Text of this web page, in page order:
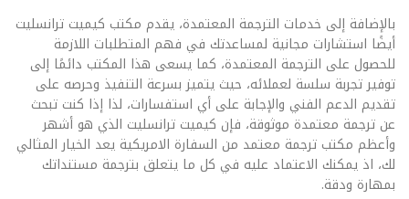
بالإضافة إلى خدمات الترجمة المعتمدة، يقدم مكتب كيميت ترانسليت
أيضًا استشارات مجانية لمساعدتك في فهم المتطلبات اللازمة
للحصول على الترجمة المعتمدة، كما يسعى هذا المكتب دائمًا إلى
توفير تجربة سلسة لعملائه، حيث يتميز بسرعة التنفيذ وحرصه على
تقديم الدعم الفني والإجابة على أي استفسارات، لذا إذا كنت تبحث
عن ترجمة معتمدة موثوقة، فإن كيميت ترانسليت الذي هو أشهر
وأعظم مكتب ترجمة معتمد من السفارة الامريكية يعد الخيار المثالي
لك، اذ يمكنك الاعتماد عليه في كل ما يتعلق بترجمة مستنداتك
بمهارة ودقة.